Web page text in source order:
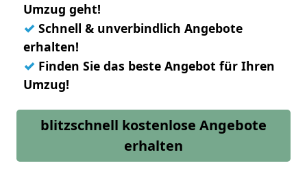
Umzug geht!
✓ Schnell & unverbindlich Angebote
erhalten!
✓ Finden Sie das beste Angebot für Ihren
Umzug!
blitzschnell kostenlose Angebote
erhalten